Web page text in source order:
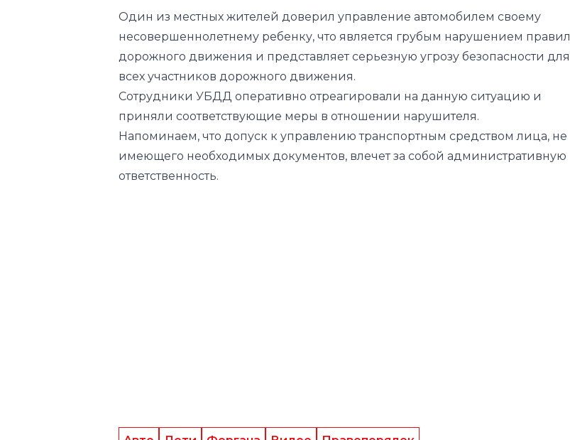
Один из местных жителей доверил управление автомобилем своему
несовершеннолетнему ребенку, что является грубым нарушением правил
дорожного движения и представляет серьезную угрозу безопасности для
всех участников дорожного движения.
Сотрудники УБДД оперативно отреагировали на данную ситуацию и
приняли соответствующие меры в отношении нарушителя.
Напоминаем, что допуск к управлению транспортным средством лица, не
имеющего необходимых документов, влечет за собой административную
ответственность.